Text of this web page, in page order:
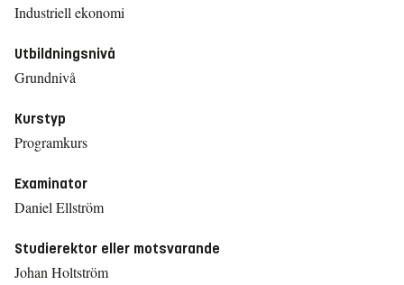
Industriell ekonomi
Utbildningsnivå
Grundnivå
Kurstyp
Programkurs
Examinator
Daniel Ellström
Studierektor eller motsvarande
Johan Holtström